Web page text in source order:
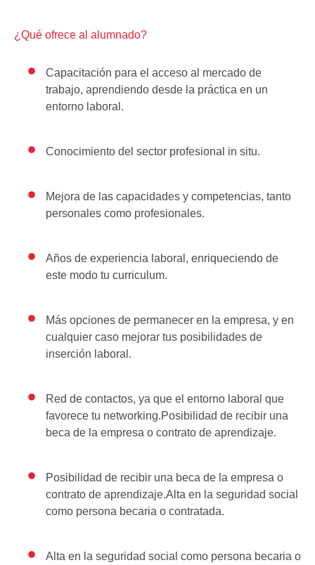
¿Qué ofrece al alumnado?
Capacitación para el acceso al mercado de
trabajo, aprendiendo desde la práctica en un
entorno laboral.
Conocimiento del sector profesional in situ.
Mejora de las capacidades y competencias, tanto
personales como profesionales.
Años de experiencia laboral, enriqueciendo de
este modo tu curriculum.
Más opciones de permanecer en la empresa, y en
cualquier caso mejorar tus posibilidades de
inserción laboral.
Red de contactos, ya que el entorno laboral que
favorece tu networking.Posibilidad de recibir una
beca de la empresa o contrato de aprendizaje.
Posibilidad de recibir una beca de la empresa o
contrato de aprendizaje.Alta en la seguridad social
como persona becaria o contratada.
Alta en la seguridad social como persona becaria o